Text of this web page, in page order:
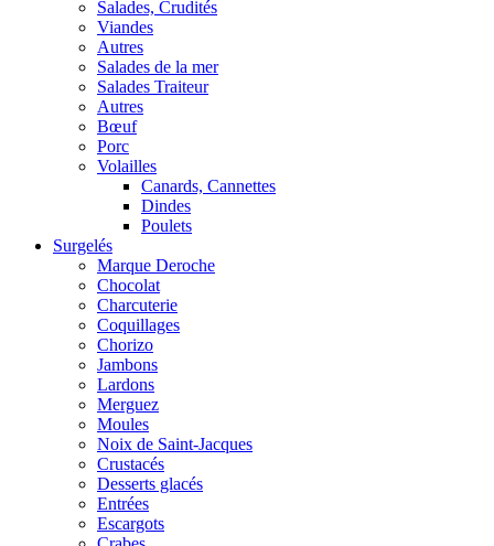
Salades, Crudités
Viandes
Autres
Salades de la mer
Salades Traiteur
Autres
Bœuf
Porc
Volailles
Canards, Cannettes
Dindes
Poulets
Surgelés
Marque Deroche
Chocolat
Charcuterie
Coquillages
Chorizo
Jambons
Lardons
Merguez
Moules
Noix de Saint-Jacques
Crustacés
Desserts glacés
Entrées
Escargots